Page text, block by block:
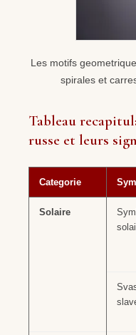
Les motifs
spirales et
Tableau
russe et leurs
Categorie
Solaire